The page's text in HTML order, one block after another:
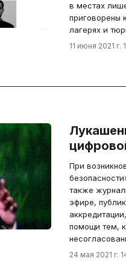
в местах
приговорены
лагерях и
11 июня 2021 г.
При
также
эфире,
помощи тем,
24 мая 2021 г.